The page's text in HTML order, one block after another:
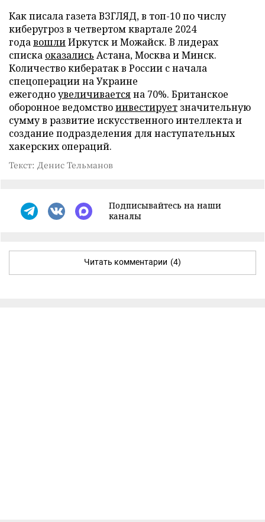
Как писала газета ВЗГЛЯД, в топ-10 по числу
киберугроз в четвертом квартале 2024
годавошлиИркутск и Можайск. В лидерах
списка оказались Астана, Москва и Минск.
Количество кибератак в России с начала
спецоперации на Украине
ежегодноувеличиваетсяна 70%. Британское
оборонное ведомствоинвестирует значительную
сумму в развитие искусственного интеллекта и
создание подразделения для наступательных
хакерских операций.
Текст: Денис Тельманов
Подписывайтесь на наши
каналы
Читать комментарии (4)